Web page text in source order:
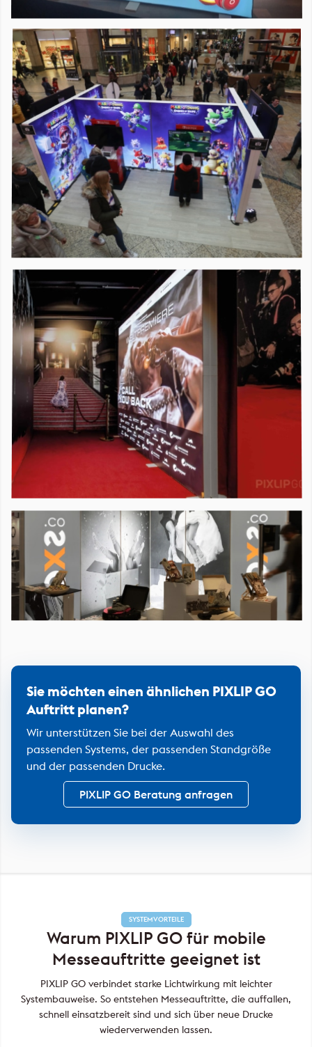
Sie möchten einen ähnlichen PIXLIP GO
Auftritt planen?
Wir unterstützen Sie bei der Auswahl des
passenden Systems, der passenden Standgröße
und der passenden Drucke.
PIXLIP GO Beratung anfragen
SYSTEMVORTEILE
Warum PIXLIP GO für mobile
Messeauftritte geeignet ist
PIXLIP GO verbindet starke Lichtwirkung mit leichter
Systembauweise. So entstehen Messeauftritte, die auffallen,
schnell einsatzbereit sind und sich über neue Drucke
wiederverwenden lassen.